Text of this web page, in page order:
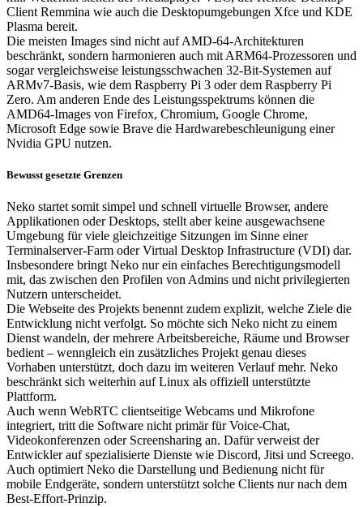
Client Remmina wie auch die Desktopumgebungen Xfce und KDE
Plasma bereit.
Die meisten Images sind nicht auf AMD-64-Architekturen
beschränkt, sondern harmonieren auch mit ARM64-Prozessoren und
sogar vergleichsweise leistungsschwachen 32-Bit-Systemen auf
ARMv7-Basis, wie dem Raspberry Pi 3 oder dem Raspberry Pi
Zero. Am anderen Ende des Leistungsspektrums können die
AMD64-Images von Firefox, Chromium, Google Chrome,
Microsoft Edge sowie Brave die Hardwarebeschleunigung einer
Nvidia GPU nutzen.
Bewusst gesetzte Grenzen
Neko startet somit simpel und schnell virtuelle Browser, andere
Applikationen oder Desktops, stellt aber keine ausgewachsene
Umgebung für viele gleichzeitige Sitzungen im Sinne einer
Terminalserver-Farm oder Virtual Desktop Infrastructure (VDI) dar.
Insbesondere bringt Neko nur ein einfaches Berechtigungsmodell
mit, das zwischen den Profilen von Admins und nicht privilegierten
Nutzern unterscheidet.
Die Webseite des Projekts benennt zudem explizit, welche Ziele die
Entwicklung nicht verfolgt. So möchte sich Neko nicht zu einem
Dienst wandeln, der mehrere Arbeitsbereiche, Räume und Browser
bedient – wenngleich ein zusätzliches Projekt genau dieses
Vorhaben unterstützt, doch dazu im weiteren Verlauf mehr. Neko
beschränkt sich weiterhin auf Linux als offiziell unterstützte
Plattform.
Auch wenn WebRTC clientseitige Webcams und Mikrofone
integriert, tritt die Software nicht primär für Voice-Chat,
Videokonferenzen oder Screensharing an. Dafür verweist der
Entwickler auf spezialisierte Dienste wie Discord, Jitsi und Screego.
Auch optimiert Neko die Darstellung und Bedienung nicht für
mobile Endgeräte, sondern unterstützt solche Clients nur nach dem
Best-Effort-Prinzip.